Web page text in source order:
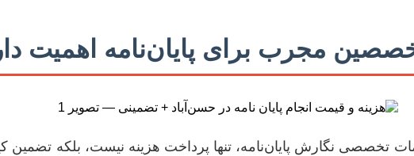
مجرب برای پایان‌نامه اهمیت
تخصصی نگارش پایان‌نامه، تنها پرداخت هزینه نیست، بلکه تضمین